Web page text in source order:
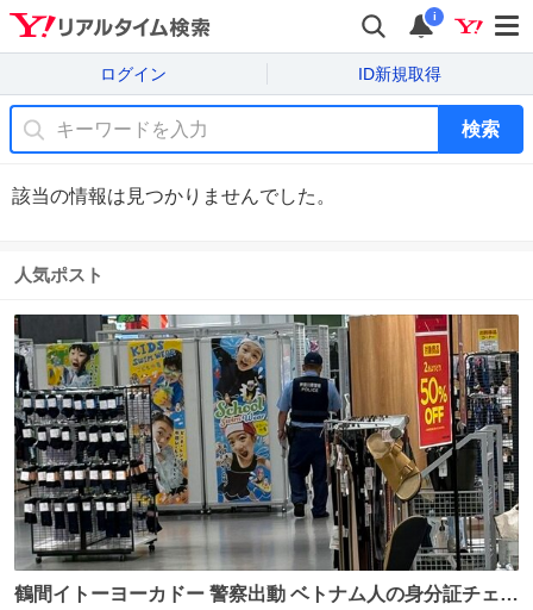
i
ログイン ID新規取得
検索
該当の情報は見つかりませんでした。
人気ポスト
鶴間イトーヨーカドー 警察出動 ベトナム人の身分証チェッ